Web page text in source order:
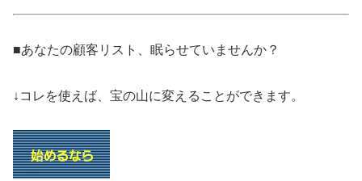
■あなたの顧客リスト、眠らせていませんか？
↓コレを使えば、宝の山に変えることができます。